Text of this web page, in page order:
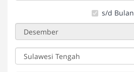
s/d Bulan